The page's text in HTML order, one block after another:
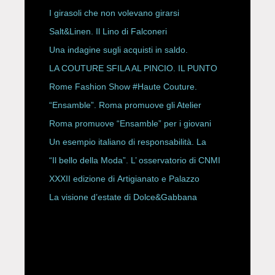
ESPY Awards 2026
I girasoli che non volevano girarsi
Salt&Linen. Il Lino di Falconeri
Una indagine sugli acquisti in saldo.
LA COUTURE SFILA AL PINCIO. IL PUNTO
CON ALESSANDRO ONORATO E
ROBERTA ANGELILLI
Rome Fashion Show #Haute Couture.
“Ensamble”. Roma promuove gli Atelier
Storici
Roma promuove “Ensamble” per i giovani
Un esempio italiano di responsabilità. La
Rete Slow Fiber
“Il bello della Moda”. L’ osservatorio di CNMI
XXXII edizione di Artigianato e Palazzo
La visione d’estate di Dolce&Gabbana